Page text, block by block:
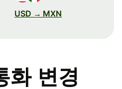
USD → MXN
화 변경